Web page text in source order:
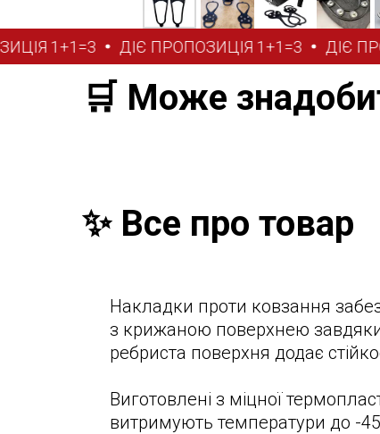
1+1=3 ДІЄ ПРОПОЗИЦІЯ 1+1=3 ДІЄ
🛒 Може
✨ Все про товар
Накладки проти ковзання
з крижаною поверхнею
ребриста поверхня додає
Виготовлені з міцної
витримують температури до -